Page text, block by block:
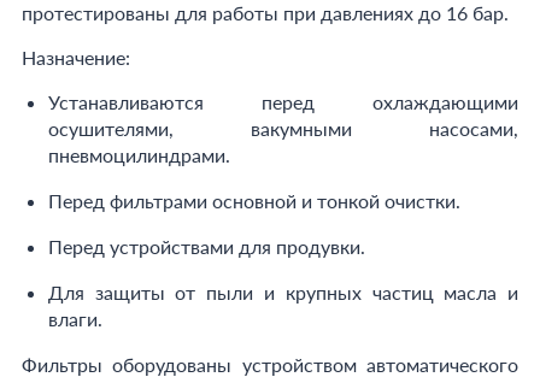
протестированы для работы при давлениях до 16 бар.
Назначение:
Устанавливаются перед охлаждающими
осушителями, вакумными насосами,
пневмоцилиндрами.
Перед фильтрами основной и тонкой очистки.
Перед устройствами для продувки.
Для защиты от пыли и крупных частиц масла и
влаги.
Фильтры оборудованы устройством автоматического